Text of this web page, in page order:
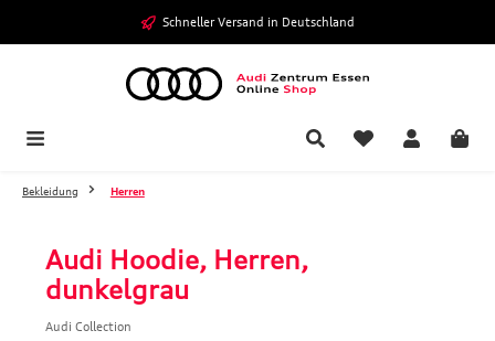
Zum Hauptinhalt springen Schneller Versand in Deutschland
Bekleidung Herren
Audi Hoodie, Herren,
dunkelgrau
Audi Collection